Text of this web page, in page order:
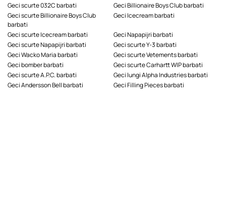
Geci scurte 032C barbati
Geci Billionaire Boys Club barbati
Geci scurte Billionaire Boys Club
barbati
Geci Icecream barbati
Geci scurte Icecream barbati
Geci Napapijri barbati
Geci scurte Napapijri barbati
Geci scurte Y-3 barbati
Geci Wacko Maria barbati
Geci scurte Vetements barbati
Geci bomber barbati
Geci scurte Carhartt WIP barbati
Geci scurte A.P.C. barbati
Geci lungi Alpha Industries barbati
Geci Andersson Bell barbati
Geci Filling Pieces barbati